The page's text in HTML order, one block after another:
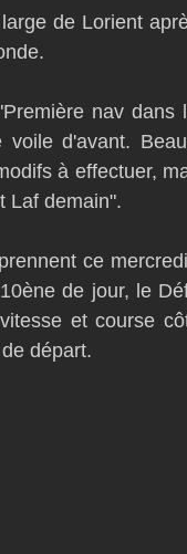
de Lorient
nav dans
d'avant.
à effectuer,
Laf demain".
ce
de jour, le
et course
départ.